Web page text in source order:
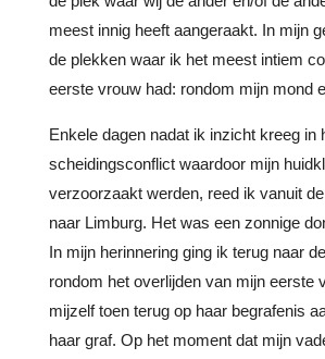
meest innig heeft aangeraakt. In mijn
de plekken waar ik het meest intiem
eerste vrouw had: rondom mijn mond
Enkele dagen nadat ik inzicht kreeg in
scheidingsconflict waardoor mijn
verzoorzaakt werden, reed ik vanuit
naar Limburg. Het was een zonnige
In mijn herinnering ging ik terug naar
rondom het overlijden van mijn eerste
mijzelf toen terug op haar begrafenis
haar graf. Op het moment dat mijn